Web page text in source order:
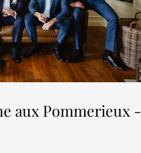
aux Pommerieux -